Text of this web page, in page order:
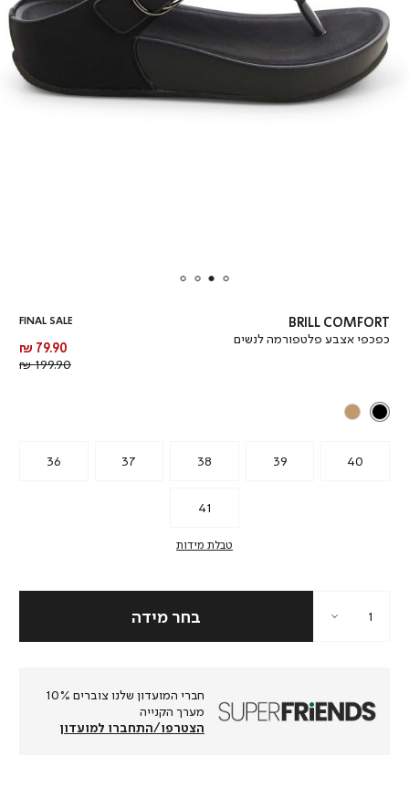
BRILL COMFORT
כפכפי אצבע פלטפורמה לנשים
FINAL SALE
מחיר
מוצר
79.90 ₪
199.90 ₪
36 37 38 39 40
41
טבלת מידות
חברי המועדון שלנו צוברים 10%
מערך הקנייה
הצטרפו/התחברו למועדון